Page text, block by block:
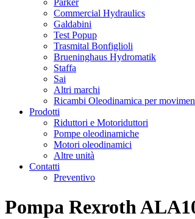
Parker
Commercial Hydraulics
Galdabini
Test Popup
Trasmital Bonfiglioli
Brueninghaus Hydromatik
Staffa
Sai
Altri marchi
Ricambi Oleodinamica per
Prodotti
Riduttori e Motoriduttori
Pompe oleodinamiche
Motori oleodinamici
Altre unità
Contatti
Preventivo
Pompa Rexroth